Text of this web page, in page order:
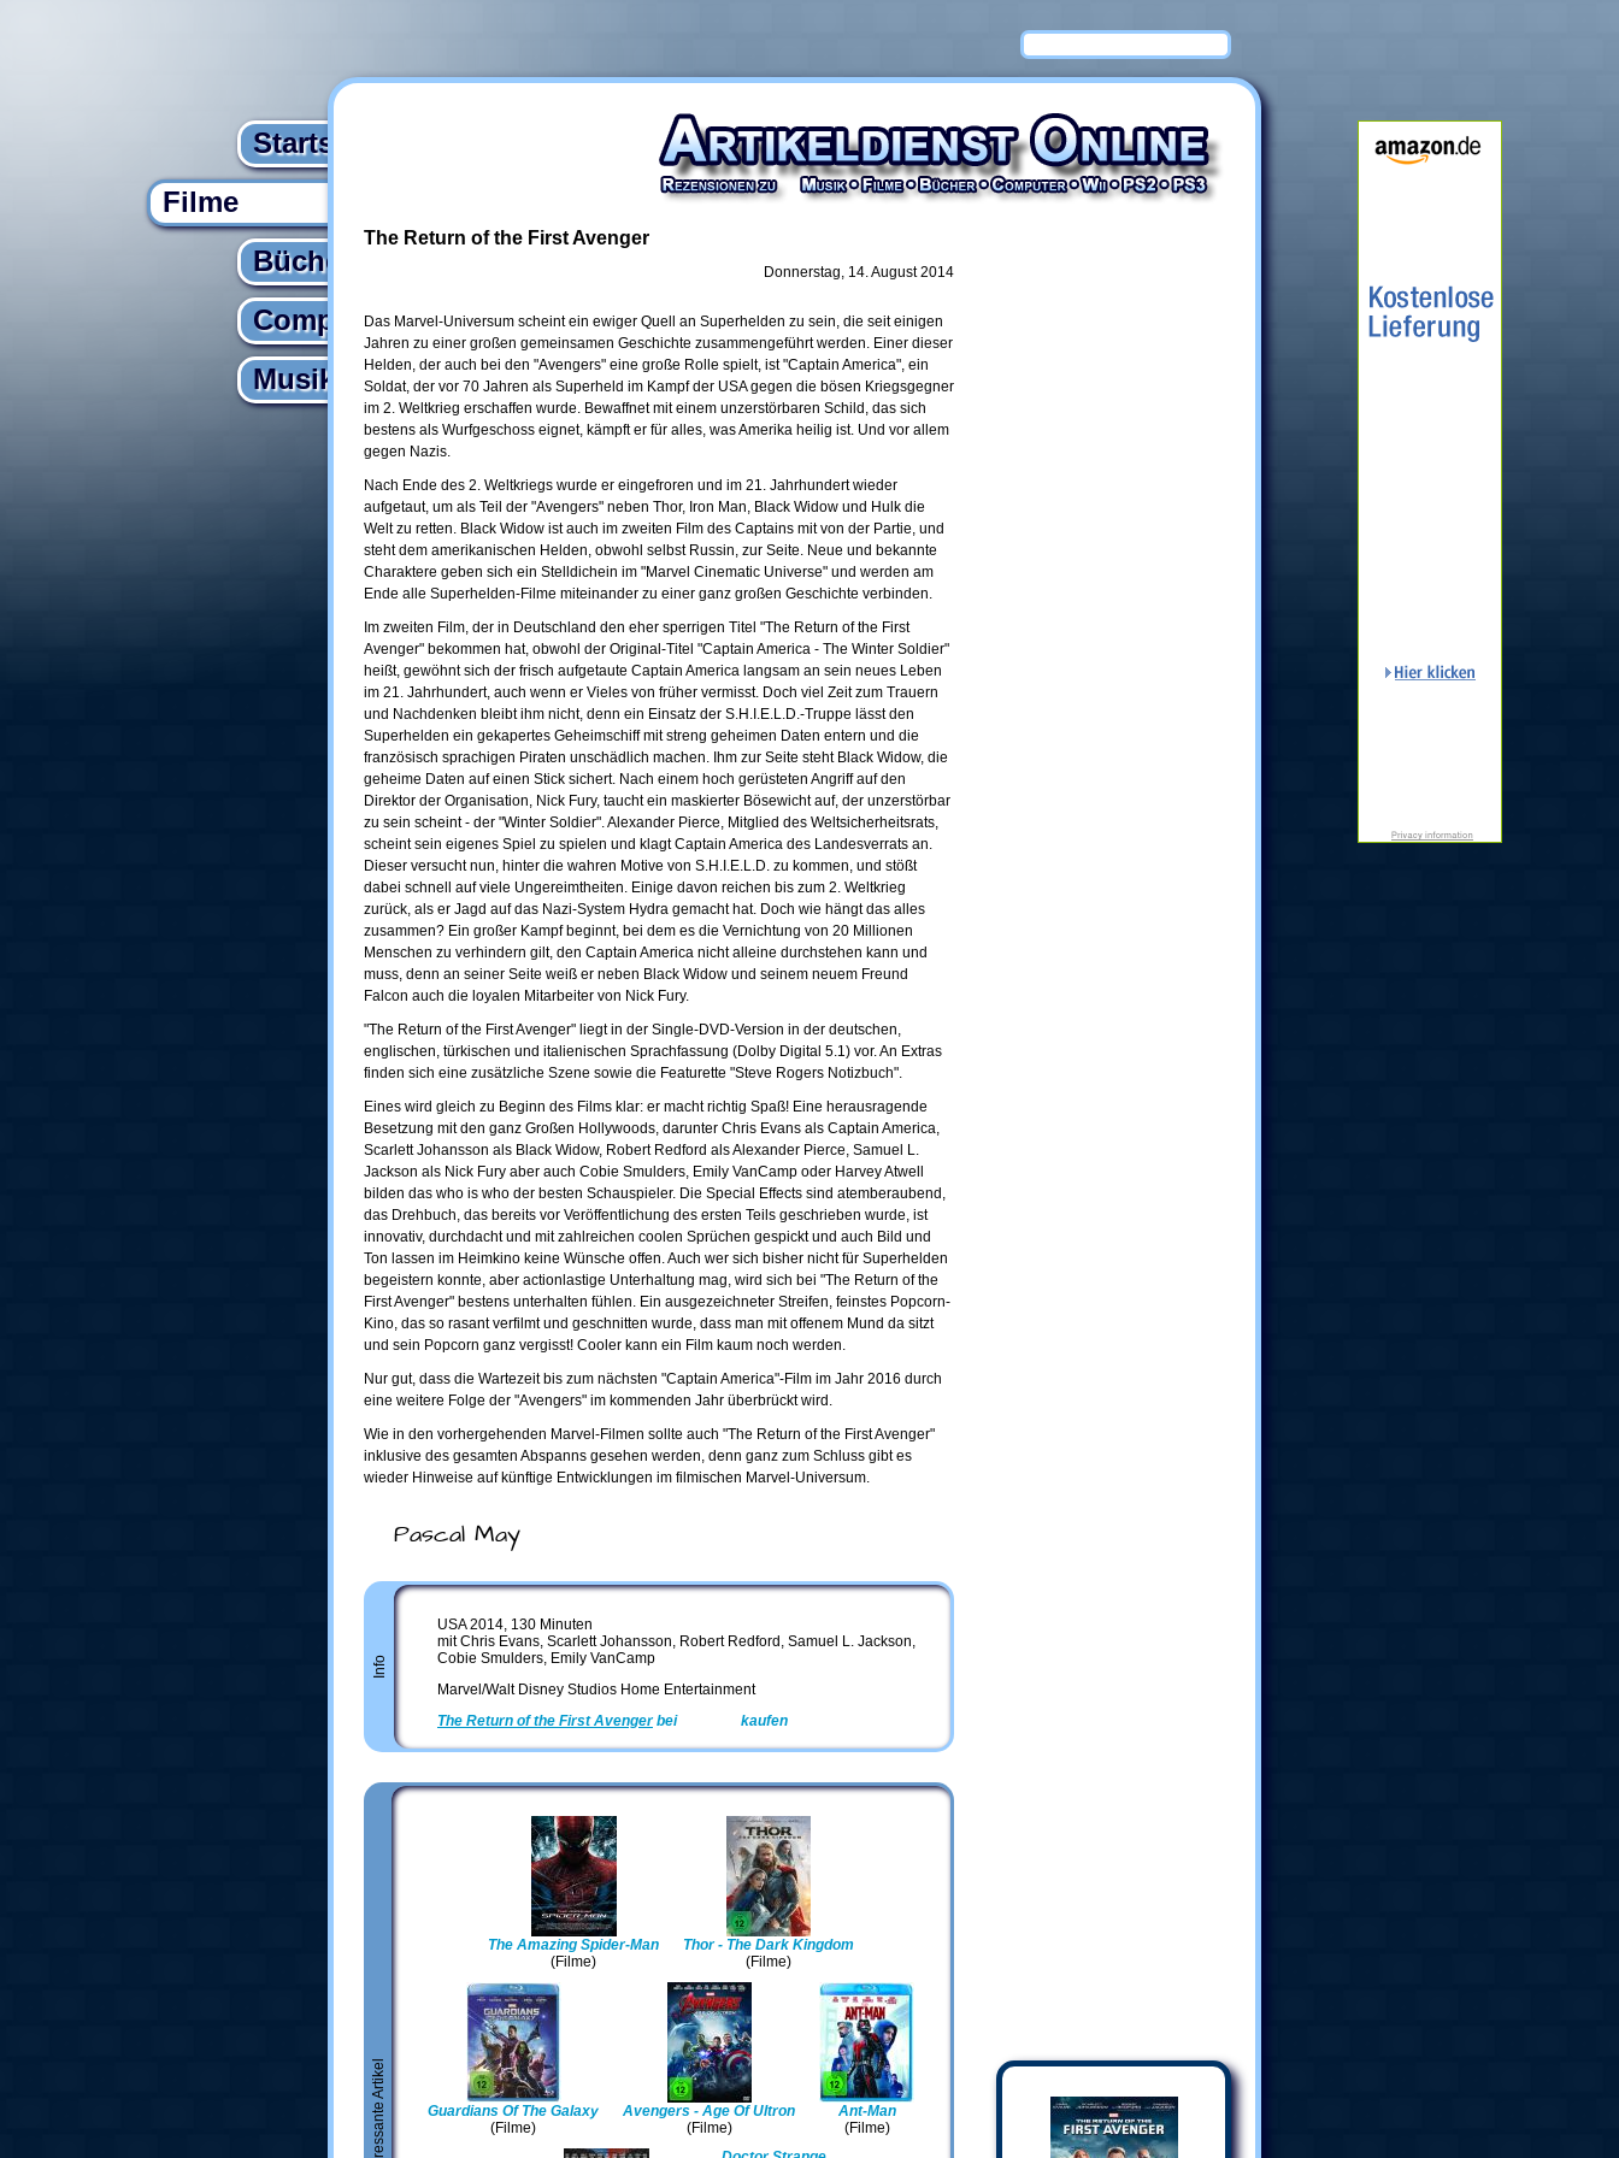
Startseite
Filme
Bücher
Computer
Musik
The Return of the First Avenger
Donnerstag, 14. August 2014
Das Marvel-Universum scheint ein ewiger Quell an Superhelden zu sein, die seit einigen
Jahren zu einer großen gemeinsamen Geschichte zusammengeführt werden. Einer dieser
Helden, der auch bei den "Avengers" eine große Rolle spielt, ist "Captain America", ein
Soldat, der vor 70 Jahren als Superheld im Kampf der USA gegen die bösen Kriegsgegner
im 2. Weltkrieg erschaffen wurde. Bewaffnet mit einem unzerstörbaren Schild, das sich
bestens als Wurfgeschoss eignet, kämpft er für alles, was Amerika heilig ist. Und vor allem
gegen Nazis.
Nach Ende des 2. Weltkriegs wurde er eingefroren und im 21. Jahrhundert wieder
aufgetaut, um als Teil der "Avengers" neben Thor, Iron Man, Black Widow und Hulk die
Welt zu retten. Black Widow ist auch im zweiten Film des Captains mit von der Partie, und
steht dem amerikanischen Helden, obwohl selbst Russin, zur Seite. Neue und bekannte
Charaktere geben sich ein Stelldichein im "Marvel Cinematic Universe" und werden am
Ende alle Superhelden-Filme miteinander zu einer ganz großen Geschichte verbinden.
Im zweiten Film, der in Deutschland den eher sperrigen Titel "The Return of the First
Avenger" bekommen hat, obwohl der Original-Titel "Captain America - The Winter Soldier"
heißt, gewöhnt sich der frisch aufgetaute Captain America langsam an sein neues Leben
im 21. Jahrhundert, auch wenn er Vieles von früher vermisst. Doch viel Zeit zum Trauern
und Nachdenken bleibt ihm nicht, denn ein Einsatz der S.H.I.E.L.D.-Truppe lässt den
Superhelden ein gekapertes Geheimschiff mit streng geheimen Daten entern und die
französisch sprachigen Piraten unschädlich machen. Ihm zur Seite steht Black Widow, die
geheime Daten auf einen Stick sichert. Nach einem hoch gerüsteten Angriff auf den
Direktor der Organisation, Nick Fury, taucht ein maskierter Bösewicht auf, der unzerstörbar
zu sein scheint - der "Winter Soldier". Alexander Pierce, Mitglied des Weltsicherheitsrats,
scheint sein eigenes Spiel zu spielen und klagt Captain America des Landesverrats an.
Dieser versucht nun, hinter die wahren Motive von S.H.I.E.L.D. zu kommen, und stößt
dabei schnell auf viele Ungereimtheiten. Einige davon reichen bis zum 2. Weltkrieg
zurück, als er Jagd auf das Nazi-System Hydra gemacht hat. Doch wie hängt das alles
zusammen? Ein großer Kampf beginnt, bei dem es die Vernichtung von 20 Millionen
Menschen zu verhindern gilt, den Captain America nicht alleine durchstehen kann und
muss, denn an seiner Seite weiß er neben Black Widow und seinem neuem Freund
Falcon auch die loyalen Mitarbeiter von Nick Fury.
"The Return of the First Avenger" liegt in der Single-DVD-Version in der deutschen,
englischen, türkischen und italienischen Sprachfassung (Dolby Digital 5.1) vor. An Extras
finden sich eine zusätzliche Szene sowie die Featurette "Steve Rogers Notizbuch".
Eines wird gleich zu Beginn des Films klar: er macht richtig Spaß! Eine herausragende
Besetzung mit den ganz Großen Hollywoods, darunter Chris Evans als Captain America,
Scarlett Johansson als Black Widow, Robert Redford als Alexander Pierce, Samuel L.
Jackson als Nick Fury aber auch Cobie Smulders, Emily VanCamp oder Harvey Atwell
bilden das who is who der besten Schauspieler. Die Special Effects sind atemberaubend,
das Drehbuch, das bereits vor Veröffentlichung des ersten Teils geschrieben wurde, ist
innovativ, durchdacht und mit zahlreichen coolen Sprüchen gespickt und auch Bild und
Ton lassen im Heimkino keine Wünsche offen. Auch wer sich bisher nicht für Superhelden
begeistern konnte, aber actionlastige Unterhaltung mag, wird sich bei "The Return of the
First Avenger" bestens unterhalten fühlen. Ein ausgezeichneter Streifen, feinstes Popcorn-
Kino, das so rasant verfilmt und geschnitten wurde, dass man mit offenem Mund da sitzt
und sein Popcorn ganz vergisst! Cooler kann ein Film kaum noch werden.
Nur gut, dass die Wartezeit bis zum nächsten "Captain America"-Film im Jahr 2016 durch
eine weitere Folge der "Avengers" im kommenden Jahr überbrückt wird.
Wie in den vorhergehenden Marvel-Filmen sollte auch "The Return of the First Avenger"
inklusive des gesamten Abspanns gesehen werden, denn ganz zum Schluss gibt es
wieder Hinweise auf künftige Entwicklungen im filmischen Marvel-Universum.
Pascal May
Info
USA 2014, 130 Minuten
mit Chris Evans, Scarlett Johansson, Robert Redford, Samuel L. Jackson,
Cobie Smulders, Emily VanCamp
Marvel/Walt Disney Studios Home Entertainment
The Return of the First Avengerbei kaufen
The Amazing Spider-Man
(Filme)
Thor - The Dark Kingdom
(Filme)
Guardians Of The Galaxy
(Filme)
Avengers - Age Of Ultron
(Filme)
Ant-Man
(Filme)